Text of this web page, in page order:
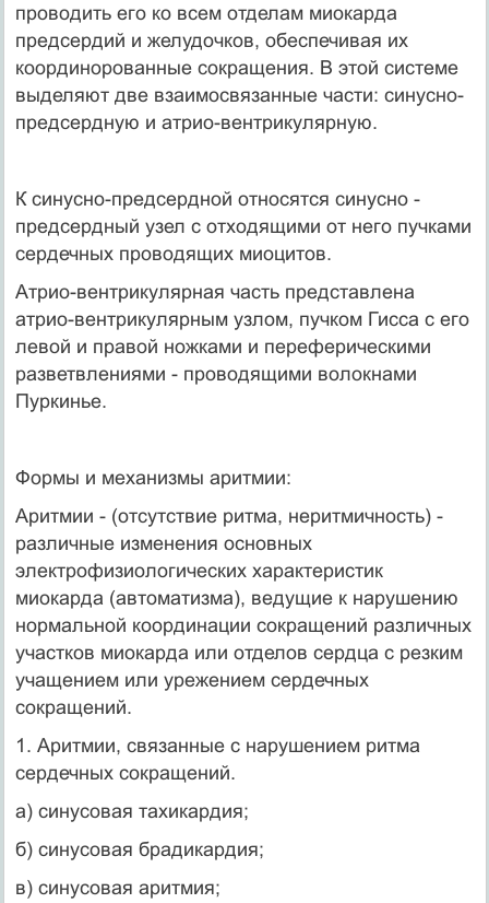
проводить его ко всем отделам миокарда
предсердий и желудочков, обеспечивая их
координорованные сокращения. В этой системе
выделяют две взаимосвязанные части: синусно-
предсердную и атрио-вентрикулярную.
К синусно-предсердной относятся синусно -
предсердный узел с отходящими от него пучками
сердечных проводящих миоцитов.
Атрио-вентрикулярная часть представлена
атрио-вентрикулярным узлом, пучком Гисса с его
левой и правой ножками и переферическими
разветвлениями - проводящими волокнами
Пуркинье.
Формы и механизмы аритмии:
Аритмии - (отсутствие ритма, неритмичность) -
различные изменения основных
электрофизиологических характеристик
миокарда (автоматизма), ведущие к нарушению
нормальной координации сокращений различных
участков миокарда или отделов сердца с резким
учащением или урежением сердечных
сокращений.
1. Аритмии, связанные с нарушением ритма
сердечных сокращений.
а) синусовая тахикардия;
б) синусовая брадикардия;
в) синусовая аритмия;